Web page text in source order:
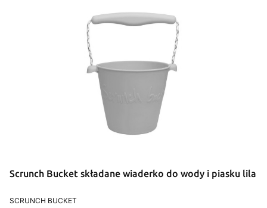
Scrunch Bucket składane wiaderko do wody i piasku lila
PRODUCENT
SCRUNCH BUCKET